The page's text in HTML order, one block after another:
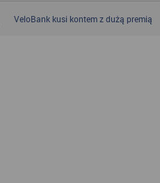
VeloBank kusi kontem z dużą premią